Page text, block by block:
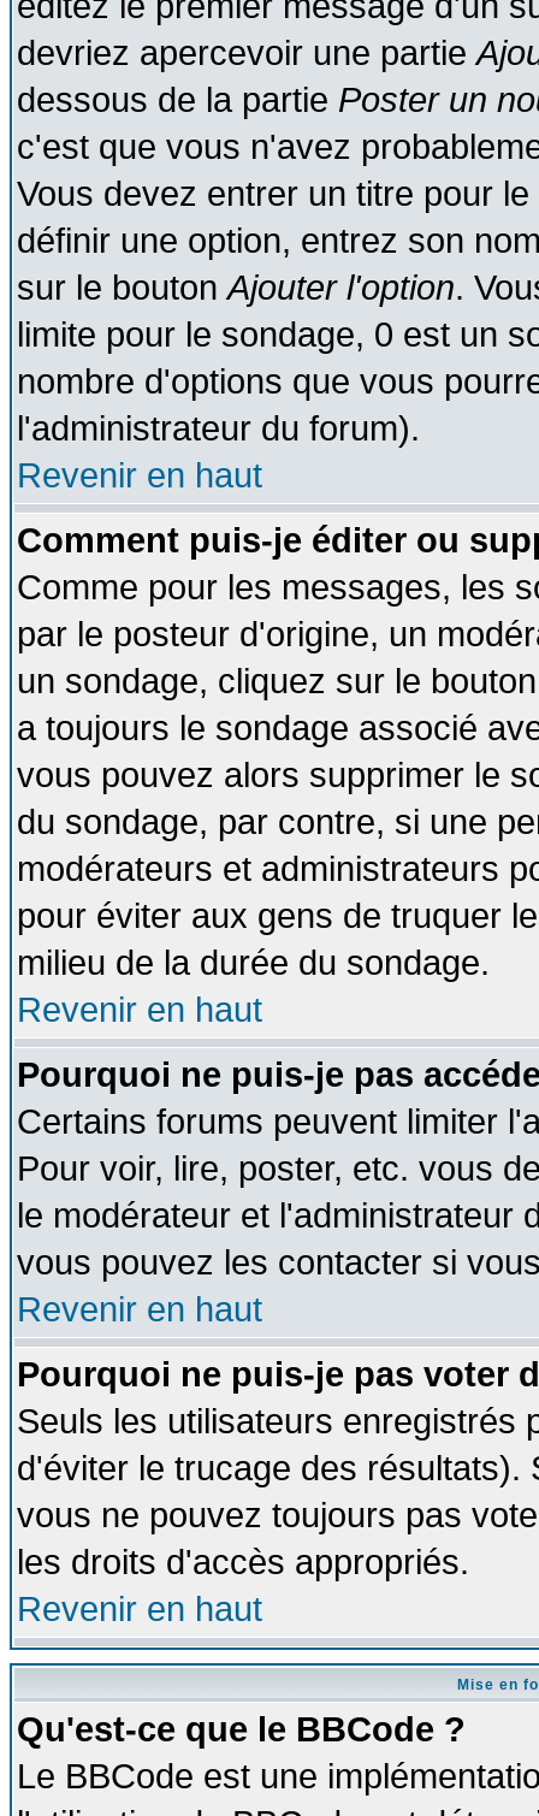
devriez apercevoir une partie
dessous de la partie Poster un
c'est que vous n'avez
Vous devez entrer un titre pour
définir une option, entrez son
sur le boutonAjouter l'option.
limite pour le sondage, 0 est un
nombre d'options que vous
l'administrateur du forum).
Revenir en haut
Comment puis-je éditer ou
Comme pour les messages, les
par le posteur d'origine, un
un sondage, cliquez sur le
a toujours le sondage associé
vous pouvez alors supprimer le
du sondage, par contre, si une
modérateurs et administrateurs
pour éviter aux gens de truquer
milieu de la durée du sondage.
Revenir en haut
Pourquoi ne puis-je pas
Certains forums peuvent limiter
Pour voir, lire, poster, etc. vous
le modérateur et l'administrateur
vous pouvez les contacter si
Revenir en haut
Pourquoi ne puis-je pas voter
Seuls les utilisateurs enregistrés
d'éviter le trucage des
vous ne pouvez toujours pas
les droits d'accès appropriés.
Revenir en haut
Mise en
Qu'est-ce que le BBCode ?
Le BBCode est une